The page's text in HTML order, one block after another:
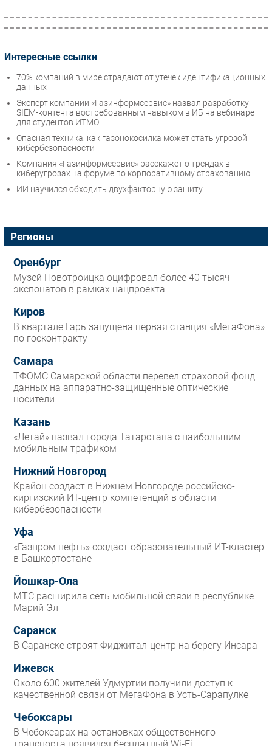
Интересные ссылки
70% компаний в мире страдают от утечек идентификационных
данных
Эксперт компании «Газинформсервис» назвал разработку
SIEM-контента востребованным навыком в ИБ на вебинаре
для студентов ИТМО
Опасная техника: как газонокосилка может стать угрозой
кибербезопасности
Компания «Газинформсервис» расскажет о трендах в
киберугрозах на форуме по корпоративному страхованию
ИИ научился обходить двухфакторную защиту
Регионы
Оренбург
Музей Новотроицка оцифровал более 40 тысяч
экспонатов в рамках нацпроекта
Киров
В квартале Гарь запущена первая станция «МегаФона»
по госконтракту
Самара
ТФОМС Самарской области перевел страховой фонд
данных на аппаратно-защищенные оптические
носители
Казань
«Летай» назвал города Татарстана с наибольшим
мобильным трафиком
Нижний Новгород
Крайон создаст в Нижнем Новгороде российско-
киргизский ИТ-центр компетенций в области
кибербезопасности
Уфа
«Газпром нефть» создаст образовательный ИТ-кластер
в Башкортостане
Йошкар-Ола
МТС расширила сеть мобильной связи в республике
Марий Эл
Саранск
В Саранске строят Фиджитал-центр на берегу Инсара
Ижевск
Около 600 жителей Удмуртии получили доступ к
качественной связи от МегаФона в Усть-Сарапулке
Чебоксары
В Чебоксарах на остановках общественного